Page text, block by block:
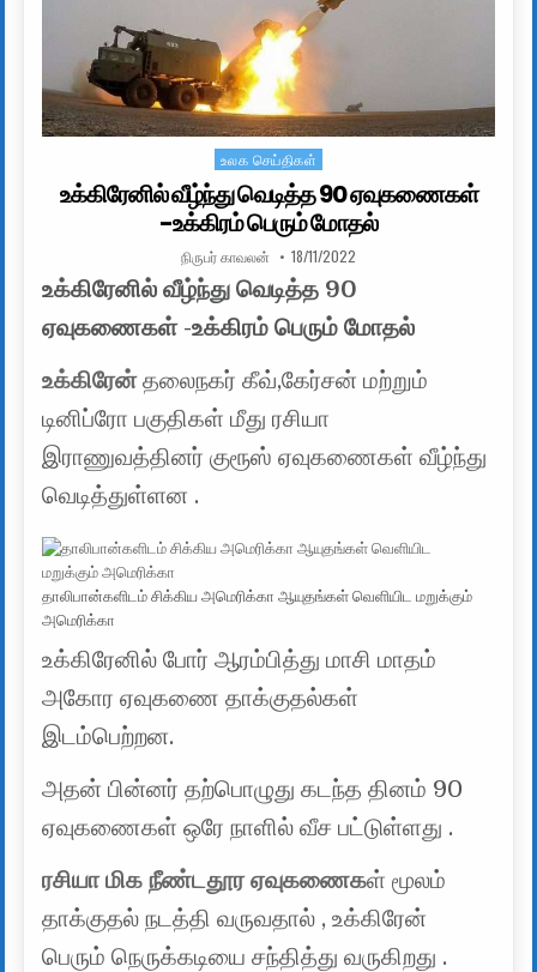
Posted in
உலக செய்திகள்
உக்கிரேனில் வீழ்ந்து வெடித்த 90 ஏவுகணைகள்
-உக்கிரம் பெரும் மோதல்
AUTHOR:
நிருபர் காவலன் PUBLISHED DATE:
18/11/2022
உக்கிரேனில் வீழ்ந்து வெடித்த 90
ஏவுகணைகள் -உக்கிரம் பெரும் மோதல்
உக்கிரேன்தலைநகர் கீவ்,கேர்சன் மற்றும்
டினிப்ரோ பகுதிகள் மீது ரசியா
இராணுவத்தினர் குரூஸ் ஏவுகணைகள் வீழ்ந்து
வெடித்துள்ளன .
தாலிபான்களிடம் சிக்கிய அமெரிக்கா ஆயுதங்கள் வெளியிட மறுக்கும்
அமெரிக்கா
உக்கிரேனில் போர் ஆரம்பித்து மாசி மாதம்
அகோர ஏவுகணை தாக்குதல்கள்
இடம்பெற்றன.
அதன் பின்னர் தற்பொழுது கடந்த தினம் 90
ஏவுகணைகள் ஒரே நாளில் வீச பட்டுள்ளது .
ரசியா மிக நீண்டதூர ஏவுகணைகள் மூலம்
தாக்குதல் நடத்தி வருவதால் , உக்கிரேன்
பெரும் நெருக்கடியை சந்தித்து வருகிறது .